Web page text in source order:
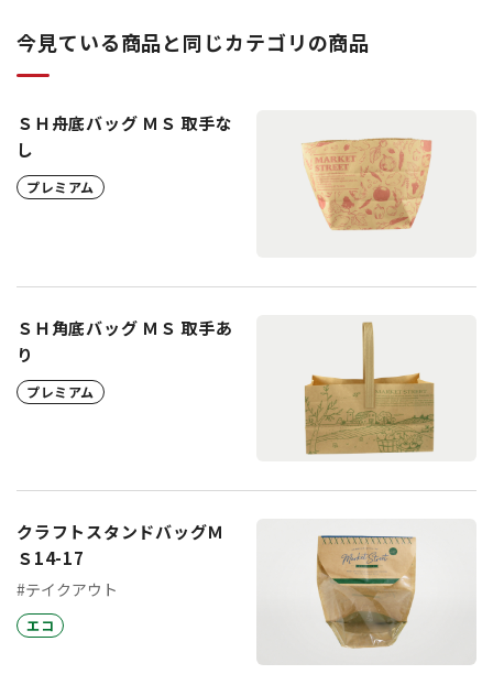
今見ている商品と同じカテゴリの商品
ＳＨ舟底バッグ ＭＳ 取手な
し
プレミアム
ＳＨ角底バッグ ＭＳ 取手あ
り
プレミアム
クラフトスタンドバッグＭ
Ｓ14-17
#テイクアウト
エコ